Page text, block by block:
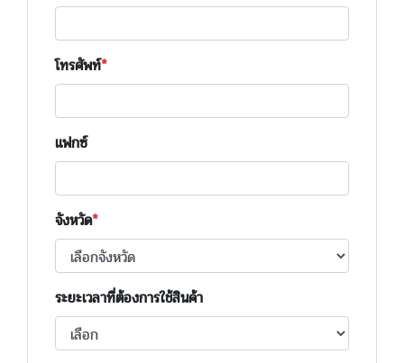
โทรศัพท์
แฟกซ์
จังหวัด
ระยะเวลาที่ต้องการใช้สินค้า